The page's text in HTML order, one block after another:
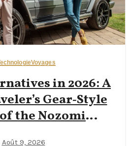
Voyages
in 2026: A
Gear‑Style
the Nozomi
Août 9, 2026